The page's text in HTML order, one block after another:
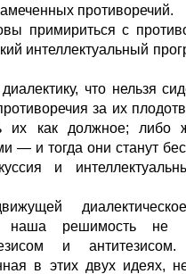
противоречий.
примириться с
интеллектуальный
что нельзя
за их
их как должное; либо
— и тогда они станут
и
наша решимость не
и
в этих двух идеях,